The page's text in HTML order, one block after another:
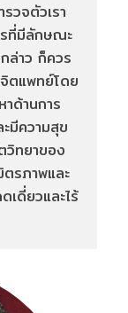
วจตัวเรา
รที่มีลักษณะ
ล่าว ก็ควร
ตแพทย์โดย
ด้านการ
มีความสุข
วิทยาของ
รภาพและ
เดี่ยวและไร้